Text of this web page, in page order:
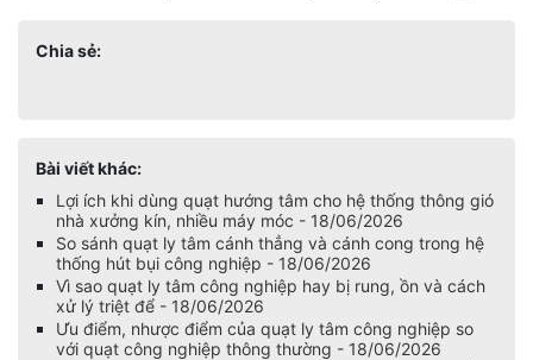
Chia sẻ:
Bài viết khác:
Lợi ích khi dùng quạt hướng tâm cho hệ thống thông gió
nhà xưởng kín, nhiều máy móc - 18/06/2026
So sánh quạt ly tâm cánh thẳng và cánh cong trong hệ
thống hút bụi công nghiệp - 18/06/2026
Vì sao quạt ly tâm công nghiệp hay bị rung, ồn và cách
xử lý triệt để - 18/06/2026
Ưu điểm, nhược điểm của quạt ly tâm công nghiệp so
với quạt công nghiệp thông thường - 18/06/2026